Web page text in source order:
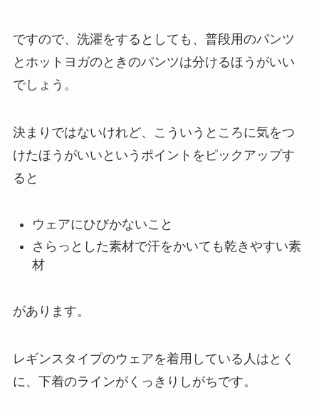
ですので、洗濯をするとしても、普段用のパンツ
とホットヨガのときのパンツは分けるほうがいい
でしょう。
決まりではないけれど、こういうところに気をつ
けたほうがいいというポイントをピックアップす
ると
ウェアにひびかないこと
さらっとした素材で汗をかいても乾きやすい素
材
があります。
レギンスタイプのウェアを着用している人はとく
に、下着のラインがくっきりしがちです。